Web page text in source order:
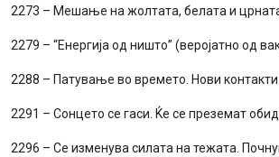
2273 – Мешање на жолтата, белата и
2279 – “Енергија од ништо” (веројатно од
2288 – Патување во времето. Нови контакти
2291 – Сонцето се гаси. Ќе се преземат
2296 – Се изменува силата на тежата.